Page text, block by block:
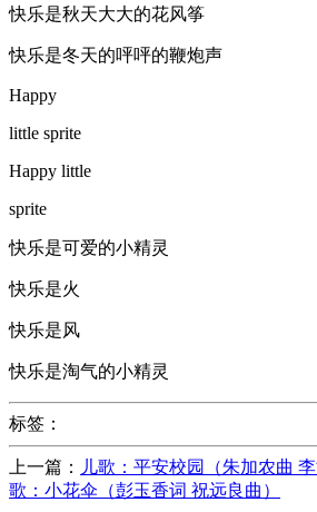
快乐是秋天大大的花风筝
快乐是冬天的呯呯的鞭炮声
Happy
little sprite
Happy little
sprite
快乐是可爱的小精灵
快乐是火
快乐是风
快乐是淘气的小精灵
标签：
上一篇： 儿歌：平安校园（朱加农曲 李
歌：小花伞（彭玉香词 祝远良曲）